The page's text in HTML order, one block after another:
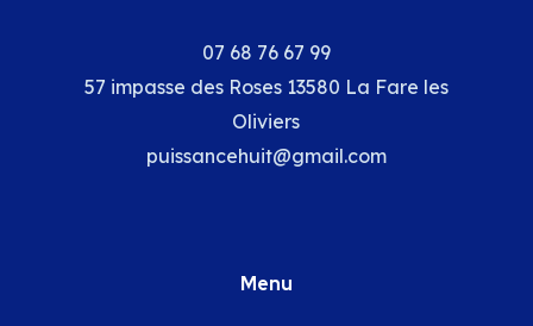
07 68 76 67 99
57 impasse des Roses 13580 La Fare les
Oliviers
puissancehuit@gmail.com
Menu